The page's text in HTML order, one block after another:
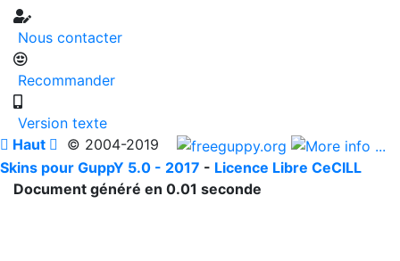
Nous contacter
Recommander
Version texte
 Haut  © 2004-2019
Skins pour GuppY 5.0 - 2017 - Licence Libre CeCILL
Document généré en 0.01 seconde